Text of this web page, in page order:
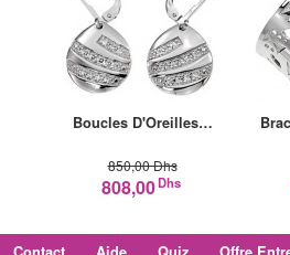
Boucles D'Oreilles…
850,00 Dhs
808,00Dhs